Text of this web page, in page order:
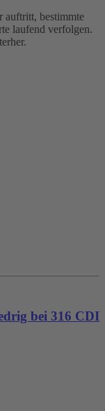
auftritt, bestimmte
laufend verfolgen.
bei 316 CDI